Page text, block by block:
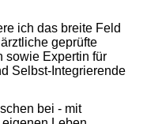
ich das breite Feld
geprüfte
sowie Expertin für
Selbst-Integrierende
bei - mit